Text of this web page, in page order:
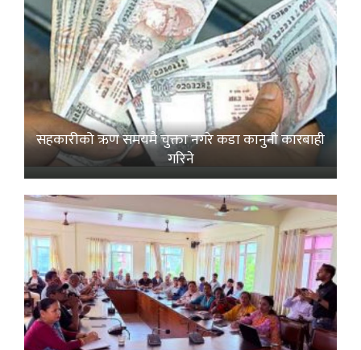
सहकारीको ऋण समयमै चुक्ता नगरे कडा कानुनी कारबाही
गरिने